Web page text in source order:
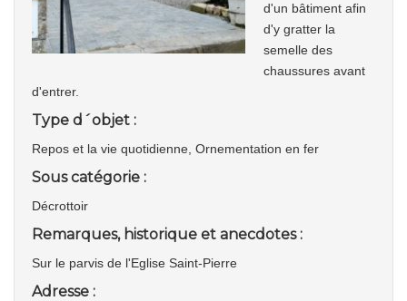
d'un bâtiment afin
d'y gratter la
semelle des
chaussures avant
d'entrer.
Type d´objet :
Repos et la vie quotidienne, Ornementation en fer
Sous catégorie :
Décrottoir
Remarques, historique et anecdotes :
Sur le parvis de l'Eglise Saint-Pierre
Adresse :